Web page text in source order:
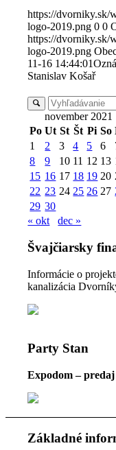
https://dvorniky.sk/
logo-2019.png 0 0
https://dvorniky.sk/
logo-2019.png
11-16 14:44:01
Stanislav Košař
november 2021
Po Ut St Št Pi So
1
2 3 4 5 6
8
9 10 11 12 13
15 16 17 18 19 20
22 23 24 25 26 27
29 30
« okt
dec »
Švajčiarsky
Informácie o
kanalizácia
Party Stan
Expodom –
Základné